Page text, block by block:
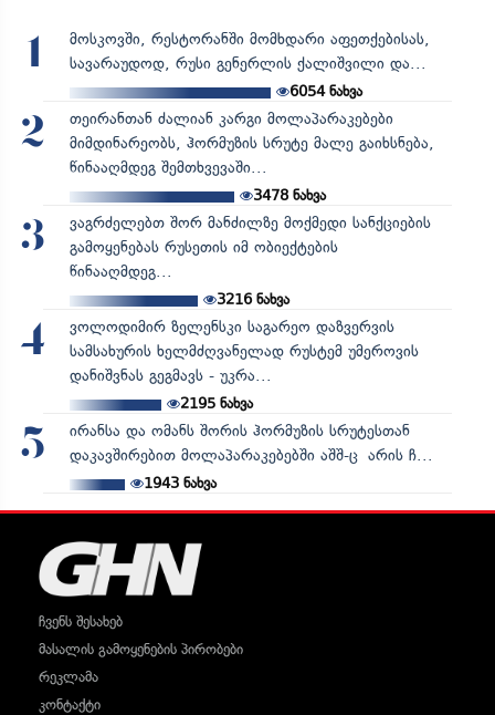
1
მოსკოვში, რესტორანში მომხდარი აფეთქებისას,
სავარაუდოდ, რუსი გენერლის ქალიშვილი და...
6054ნახვა
2
თეირანთან ძალიან კარგი მოლაპარაკებები
მიმდინარეობს, ჰორმუზის სრუტე მალე გაიხსნება,
წინააღმდეგ შემთხვევაში...
3478ნახვა
3
ვაგრძელებთ შორ მანძილზე მოქმედი სანქციების
გამოყენებას რუსეთის იმ ობიექტების
წინააღმდეგ...
3216ნახვა
4
ვოლოდიმირ ზელენსკი საგარეო დაზვერვის
სამსახურის ხელმძღვანელად რუსტემ უმეროვის
დანიშვნას გეგმავს - უკრა...
2195ნახვა
5
ირანსა და ომანს შორის ჰორმუზის სრუტესთან
დაკავშირებით მოლაპარაკებებში აშშ-ც არის ჩ...
1943ნახვა
ჩვენს შესახებ
მასალის გამოყენების პირობები
რეკლამა
კონტაქტი